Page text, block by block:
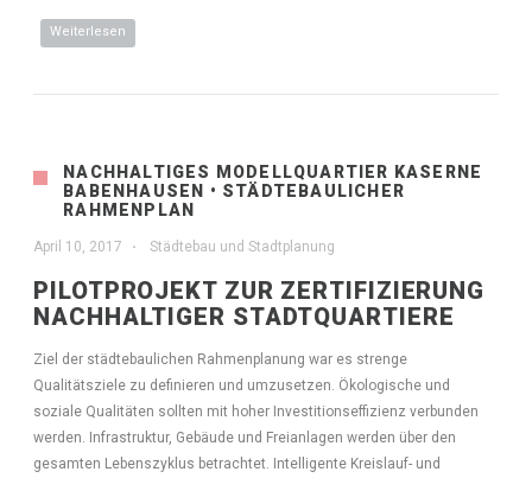
Weiterlesen
NACHHALTIGES MODELLQUARTIER KASERNE
BABENHAUSEN • STÄDTEBAULICHER
RAHMENPLAN
April 10, 2017 Städtebau und Stadtplanung
PILOTPROJEKT ZUR ZERTIFIZIERUNG
NACHHALTIGER STADTQUARTIERE
Ziel der städtebaulichen Rahmenplanung war es strenge
Qualitätsziele zu definieren und umzusetzen. Ökologische und
soziale Qualitäten sollten mit hoher Investitionseffizienz verbunden
werden. Infrastruktur, Gebäude und Freianlagen werden über den
gesamten Lebenszyklus betrachtet. Intelligente Kreislauf- und